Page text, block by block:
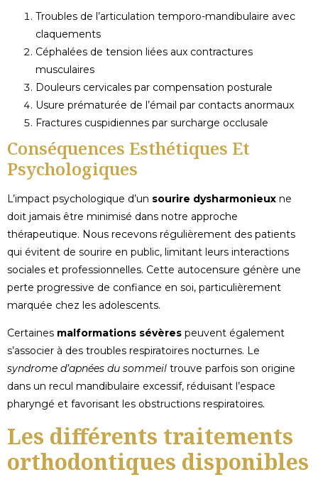
Troubles de l’articulation temporo-mandibulaire avec
claquements
Céphalées de tension liées aux contractures
musculaires
Douleurs cervicales par compensation posturale
Usure prématurée de l’émail par contacts anormaux
Fractures cuspidiennes par surcharge occlusale
Conséquences Esthétiques Et
Psychologiques
L’impact psychologique d’un sourire dysharmonieux ne
doit jamais être minimisé dans notre approche
thérapeutique. Nous recevons régulièrement des patients
qui évitent de sourire en public, limitant leurs interactions
sociales et professionnelles. Cette autocensure génère une
perte progressive de confiance en soi, particulièrement
marquée chez les adolescents.
Certaines malformations sévères peuvent également
s’associer à des troubles respiratoires nocturnes. Le
syndrome d’apnées du sommeil trouve parfois son origine
dans un recul mandibulaire excessif, réduisant l’espace
pharyngé et favorisant les obstructions respiratoires.
Les différents traitements
orthodontiques disponibles